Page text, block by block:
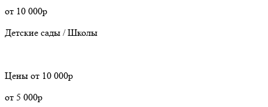
от 10 000р
Детские сады / Школы
Цены от 10 000р
от 5 000р